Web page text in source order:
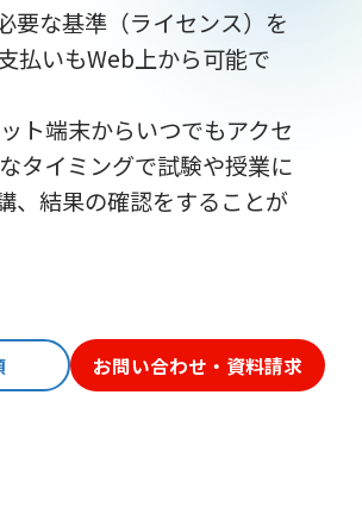
要な基準（ライセンス）を
払いもWeb上から可能で
ト端末からいつでもアクセ
タイミングで試験や授業に
、結果の確認をすることが
お問い合わせ・資料請求